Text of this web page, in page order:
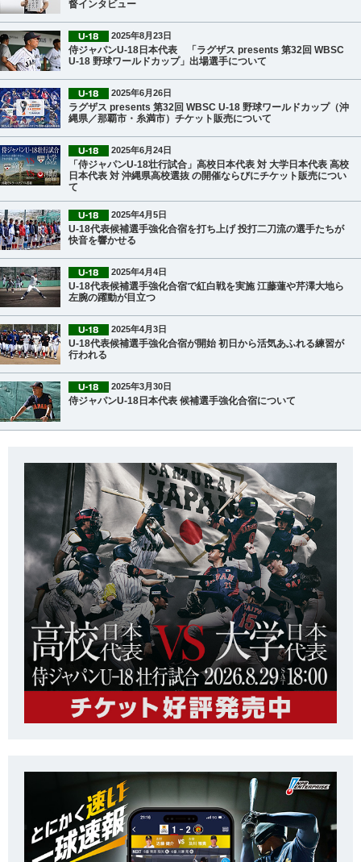
督インタビュー
2025年8月23日
侍ジャパンU-18日本代表 「ラグザス presents 第32回 WBSC
U-18 野球ワールドカップ」出場選手について
2025年6月26日
ラグザス presents 第32回 WBSC U-18 野球ワールドカップ（沖
縄県／那覇市・糸満市）チケット販売について
2025年6月24日
「侍ジャパンU-18壮行試合」高校日本代表 対 大学日本代表 高校
日本代表 対 沖縄県高校選抜 の開催ならびにチケット販売につい
て
2025年4月5日
U-18代表候補選手強化合宿を打ち上げ 投打二刀流の選手たちが
快音を響かせる
2025年4月4日
U-18代表候補選手強化合宿で紅白戦を実施 江藤蓮や芹澤大地ら
左腕の躍動が目立つ
2025年4月3日
U-18代表候補選手強化合宿が開始 初日から活気あふれる練習が
行われる
2025年3月30日
侍ジャパンU‐18日本代表 候補選手強化合宿について